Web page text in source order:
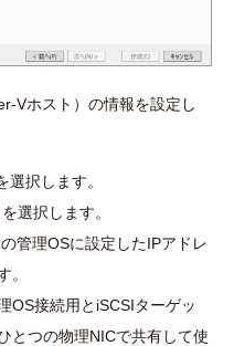
Vホスト）の情報を設定し
選択します。
を選択します。
の管理OSに設定したIPアドレ
。
OS接続用と iSCSIターゲッ
とつの物理NICで共有して使